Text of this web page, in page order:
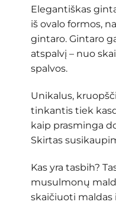
Elegantiškas
iš ovalo formos,
gintaro. Gintaro
atspalvį – nuo
spalvos.
Unikalus,
tinkantis tiek
kaip prasminga
Skirtas
Kas yra tasbih?
musulmonų
skaičiuoti